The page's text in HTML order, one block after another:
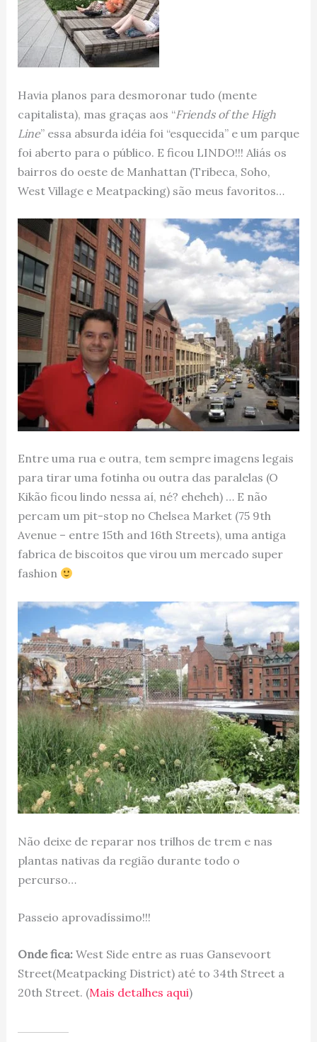
Havia planos para desmoronar tudo (mente
capitalista), mas graças aos “Friends of the High
Line” essa absurda idéia foi “esquecida” e um parque
foi aberto para o público. E ficou LINDO!!! Aliás os
bairros do oeste de Manhattan (Tribeca, Soho,
West Village e Meatpacking) são meus favoritos…
Entre uma rua e outra, tem sempre imagens legais
para tirar uma fotinha ou outra das paralelas (O
Kikão ficou lindo nessa aí, né? eheheh) … E não
percam um pit-stop no Chelsea Market (75 9th
Avenue – entre 15th and 16th Streets), uma antiga
fabrica de biscoitos que virou um mercado super
fashion
Não deixe de reparar nos trilhos de trem e nas
plantas nativas da região durante todo o
percurso…
Passeio aprovadíssimo!!!
Onde fica:West Side entre as ruas Gansevoort
Street(Meatpacking District) até to 34th Street a
20th Street. (Mais detalhes aqui)